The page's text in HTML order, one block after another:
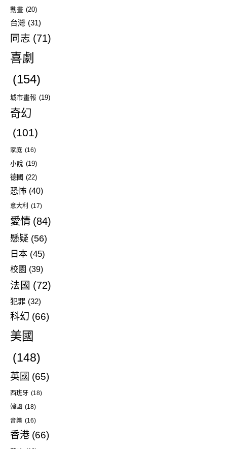
動畫 (20)
台灣 (31)
同志 (71)
喜劇
(154)
城市畫報 (19)
奇幻
(101)
家庭 (16)
小說 (19)
德國 (22)
恐怖 (40)
意大利 (17)
愛情 (84)
懸疑 (56)
日本 (45)
校園 (39)
法國 (72)
犯罪 (32)
科幻 (66)
美國
(148)
英國 (65)
西班牙 (18)
韓國 (18)
音樂 (16)
香港 (66)